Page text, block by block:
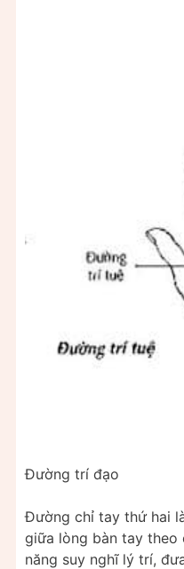
Đường trí đạo
Đường chỉ tay thứ hai
giữa lòng bàn tay theo
năng suy nghĩ lý trí,